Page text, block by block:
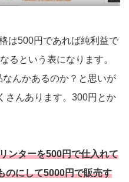
は500円であれば純利益で
るという表になります。
んかあるのか？と思いが
さんあります。300円とか
ンターを500円で仕入れて
のにして5000円で販売す